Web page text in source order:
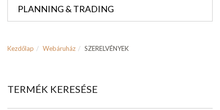
PLANNING & TRADING
Kezdőlap Webáruház SZERELVÉNYEK
TERMÉK KERESÉSE